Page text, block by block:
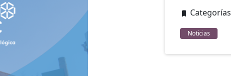
Categorías
Noticias